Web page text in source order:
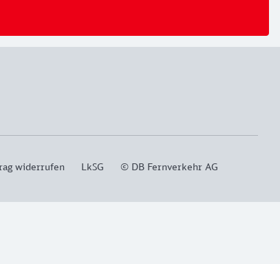
widerrufen LkSG © DB Fernverkehr AG